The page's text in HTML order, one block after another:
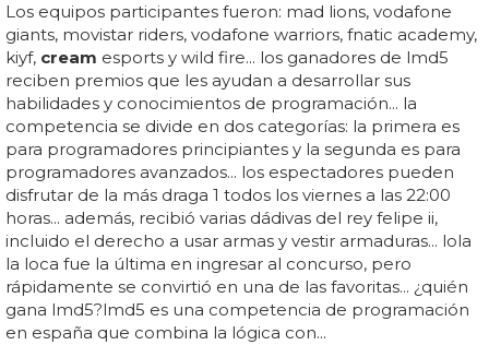
Los equipos participantes fueron: mad lions, vodafone
giants, movistar riders, vodafone warriors, fnatic academy,
kiyf, cream esports y wild fire... los ganadores de lmd5
reciben premios que les ayudan a desarrollar sus
habilidades y conocimientos de programación... la
competencia se divide en dos categorías: la primera es
para programadores principiantes y la segunda es para
programadores avanzados... los espectadores pueden
disfrutar de la más draga 1 todos los viernes a las 22:00
horas... además, recibió varias dádivas del rey felipe ii,
incluido el derecho a usar armas y vestir armaduras... lola
la loca fue la última en ingresar al concurso, pero
rápidamente se convirtió en una de las favoritas... ¿quién
gana lmd5?lmd5 es una competencia de programación
en españa que combina la lógica con...